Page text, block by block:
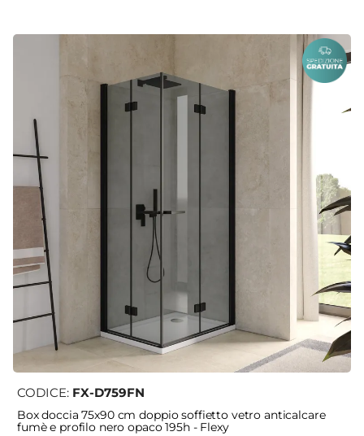
CODICE: FX-D759FN
Box doccia 75x90 cm doppio soffietto vetro anticalcare
fumè e profilo nero opaco 195h - Flexy